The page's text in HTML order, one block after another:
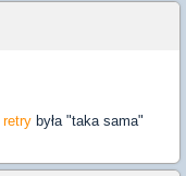
retry była "taka sama"